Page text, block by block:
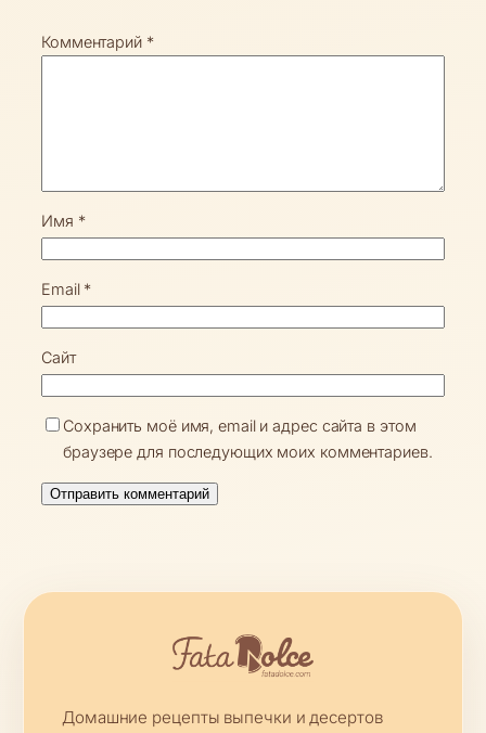
Комментарий *
Имя *
Email *
Сайт
Сохранить моё имя, email и адрес сайта в этом
браузере для последующих моих комментариев.
Домашние рецепты выпечки и десертов